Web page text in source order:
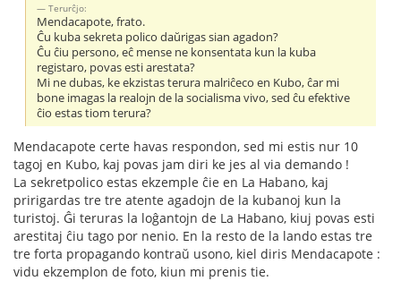
Terurĉjo:
Mendacapote, frato.
Ĉu kuba sekreta polico daŭrigas sian agadon?
Ĉu ĉiu persono, eĉ mense ne konsentata kun la kuba
registaro, povas esti arestata?
Mi ne dubas, ke ekzistas terura malriĉeco en Kubo, ĉar mi
bone imagas la realojn de la socialisma vivo, sed ĉu efektive
ĉio estas tiom terura?
Mendacapote certe havas respondon, sed mi estis nur 10
tagoj en Kubo, kaj povas jam diri ke jes al via demando !
La sekretpolico estas ekzemple ĉie en La Habano, kaj
pririgardas tre tre atente agadojn de la kubanoj kun la
turistoj. Ĝi teruras la loĝantojn de La Habano, kiuj povas esti
arestitaj ĉiu tago por nenio. En la resto de la lando estas tre
tre forta propagando kontraŭ usono, kiel diris Mendacapote :
vidu ekzemplon de foto, kiun mi prenis tie.